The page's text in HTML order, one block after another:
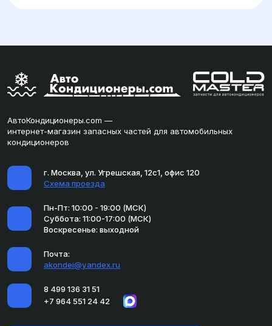
АвтоКондиционеры.com —
интернет-магазин запасных частей для автомобильных
кондиционеров
г. Москва, ул. Угрешская, 12с1, офис 120
Схема проезда
Пн-Пт: 10:00 - 19:00 (МСК)
Суббота: 11:00-17:00 (МСК)
Воскресенье: выходной
Почта:
akondei@yandex.ru
8 499 136 31 51
+7 964 551 24 42